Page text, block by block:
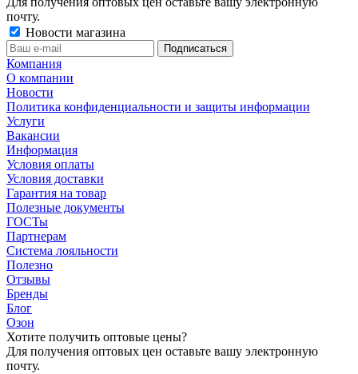
почту.
Новости магазина
Компания
О компании
Новости
Политика конфиденциальности и защиты информации
Услуги
Вакансии
Информация
Условия оплаты
Условия доставки
Гарантия на товар
Полезные документы
ГОСТы
Партнерам
Система лояльности
Полезно
Отзывы
Бренды
Блог
Озон
Хотите получить оптовые цены?
Для получения оптовых цен оставьте вашу электронную
почту.